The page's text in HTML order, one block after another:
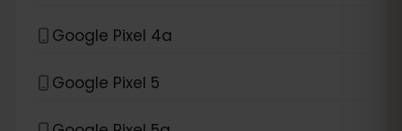
Google Pixel 4a
Google Pixel 5